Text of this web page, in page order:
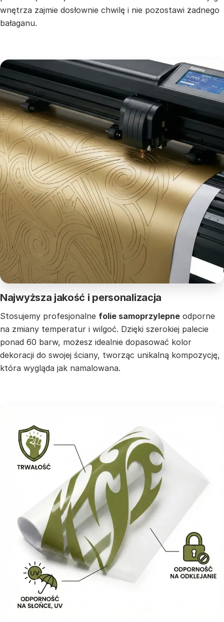
wnętrza zajmie dosłownie chwilę i nie pozostawi żadnego
bałaganu.
Najwyższa jakość i personalizacja
Stosujemy profesjonalne folie samoprzylepne odporne
na zmiany temperatur i wilgoć. Dzięki szerokiej palecie
ponad 60 barw, możesz idealnie dopasować kolor
dekoracji do swojej ściany, tworząc unikalną kompozycję,
która wygląda jak namalowana.